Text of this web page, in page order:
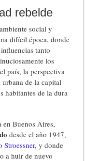
rebelde
social y
difícil época, donde
tanto
los
país, la perspectiva
de la capital
habitantes de la dura
en Buenos Aires,
desde el año 1947,
Stroessner, y donde
a huir de nuevo